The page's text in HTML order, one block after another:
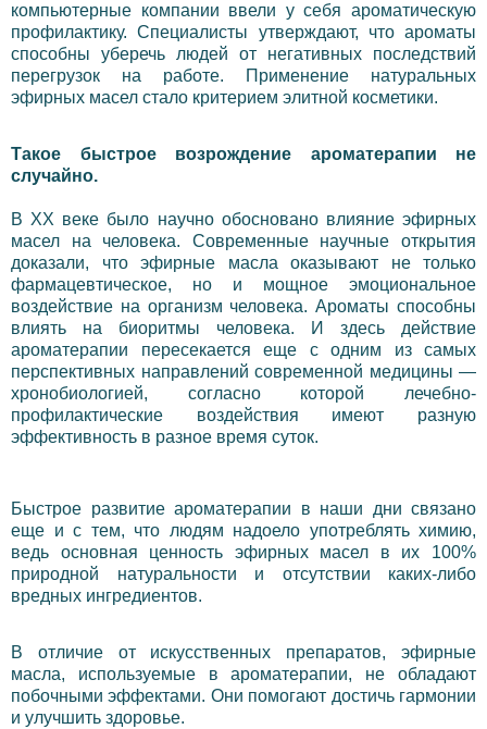
компьютерные компании ввели у себя ароматическую
профилактику. Специалисты утверждают, что ароматы
способны уберечь людей от негативных последствий
перегрузок на работе. Применение натуральных
эфирных масел стало критерием элитной косметики.
Такое быстрое возрождение ароматерапии не
случайно.
В XX веке было научно обосновано влияние эфирных
масел на человека. Современные научные открытия
доказали, что эфирные масла оказывают не только
фармацевтическое, но и мощное эмоциональное
воздействие на организм человека. Ароматы способны
влиять на биоритмы человека. И здесь действие
ароматерапии пересекается еще с одним из самых
перспективных направлений современной медицины —
хронобиологией, согласно которой лечебно-
профилактические воздействия имеют разную
эффективность в разное время суток.
Быстрое развитие ароматерапии в наши дни связано
еще и с тем, что людям надоело употреблять химию,
ведь основная ценность эфирных масел в их 100%
природной натуральности и отсутствии каких-либо
вредных ингредиентов.
В отличие от искусственных препаратов, эфирные
масла, используемые в ароматерапии, не обладают
побочными эффектами. Они помогают достичь гармонии
и улучшить здоровье.